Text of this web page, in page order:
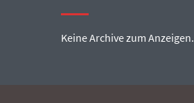
Keine Archive zum Anzeigen.